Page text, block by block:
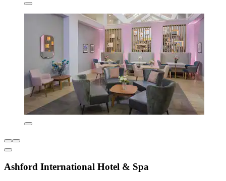
Ashford International Hotel & Spa